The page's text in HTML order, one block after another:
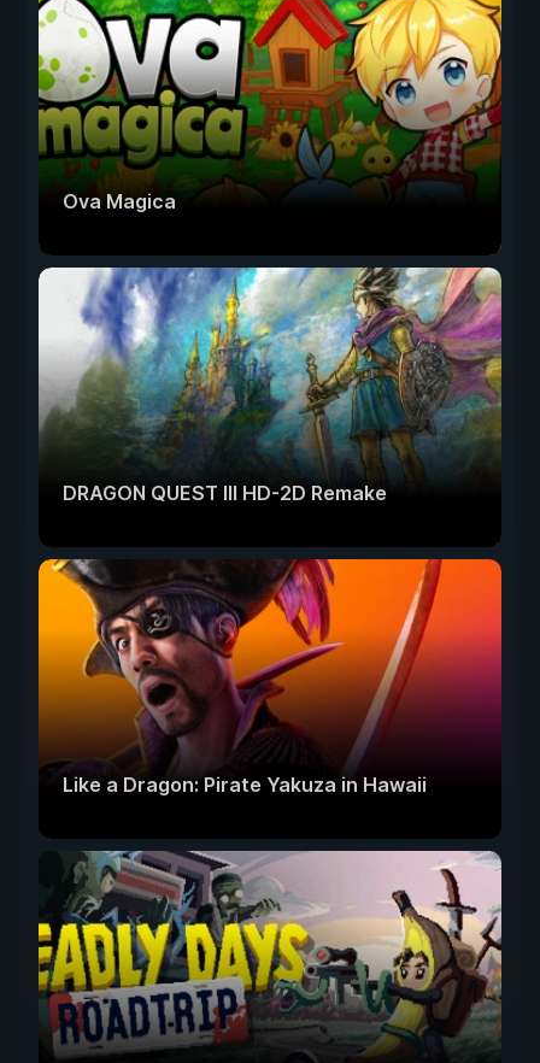
Ova Magica
DRAGON QUEST III HD-2D Remake
Like a Dragon: Pirate Yakuza in Hawaii